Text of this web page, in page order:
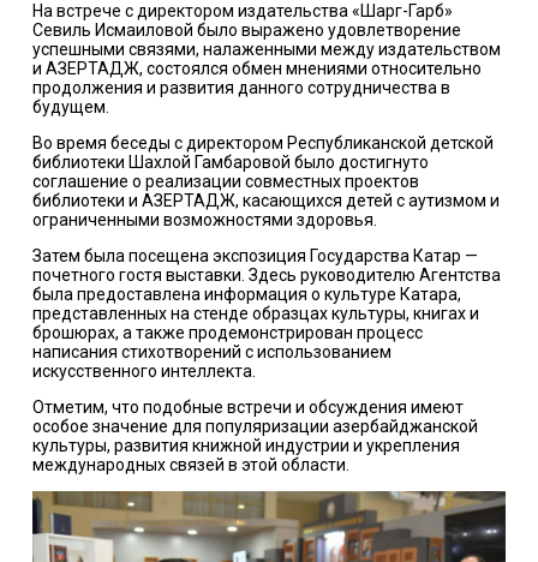
На встрече с директором издательства «Шарг-Гарб»
Севиль Исмаиловой было выражено удовлетворение
успешными связями, налаженными между издательством
и АЗЕРТАДЖ, состоялся обмен мнениями относительно
продолжения и развития данного сотрудничества в
будущем.
Во время беседы с директором Республиканской детской
библиотеки Шахлой Гамбаровой было достигнуто
соглашение о реализации совместных проектов
библиотеки и АЗЕРТАДЖ, касающихся детей с аутизмом и
ограниченными возможностями здоровья.
Затем была посещена экспозиция Государства Катар —
почетного гостя выставки. Здесь руководителю Агентства
была предоставлена информация о культуре Катара,
представленных на стенде образцах культуры, книгах и
брошюрах, а также продемонстрирован процесс
написания стихотворений с использованием
искусственного интеллекта.
Отметим, что подобные встречи и обсуждения имеют
особое значение для популяризации азербайджанской
культуры, развития книжной индустрии и укрепления
международных связей в этой области.